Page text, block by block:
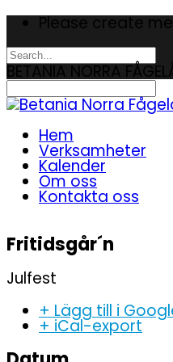
Please create
BETANIA NORRA
Hem
Verksamheter
Kalender
Om oss
Kontakta oss
Fritidsgår´n
Julfest
+ Lägg till i
+ iCal-export